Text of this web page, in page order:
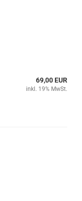
69,00 EUR
inkl. 19% MwSt.